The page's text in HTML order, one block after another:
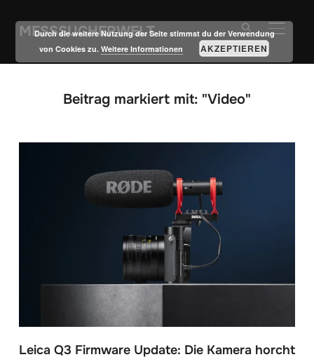
MESSSUCHERWELT
Beitrag markiert mit: "Video"
Leica Q3 Firmware Update: Die Kamera horcht
Durch die weitere Nutzung der Seite stimmst du der Verwendung
von Cookies zu.Weitere Informationen AKZEPTIEREN